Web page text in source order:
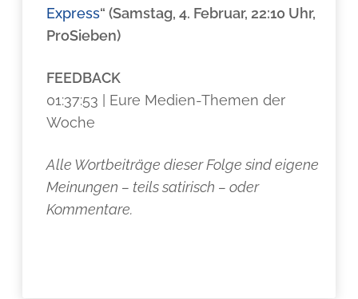
Express“ (Samstag, 4. Februar, 22:10 Uhr,
ProSieben)
FEEDBACK
01:37:53 | Eure Medien-Themen der
Woche
Alle Wortbeiträge dieser Folge sind eigene
Meinungen – teils satirisch – oder
Kommentare.